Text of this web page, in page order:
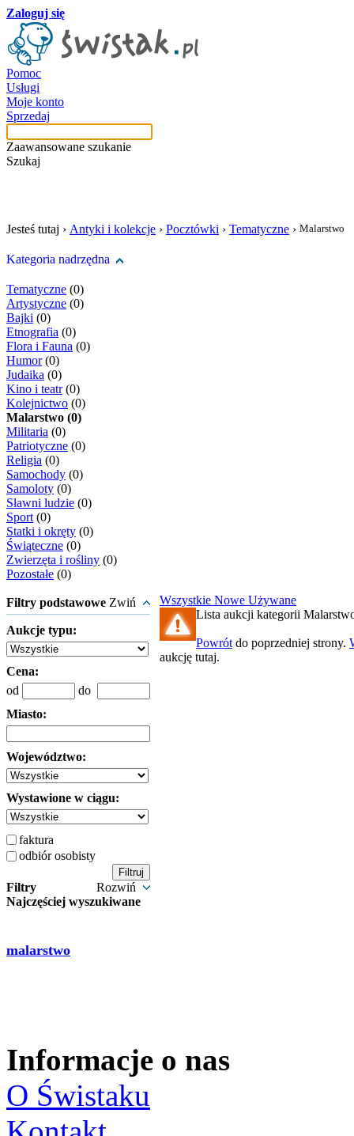
Zaloguj się
Pomoc
Usługi
Moje konto
Sprzedaj
Zaawansowane szukanie
Szukaj
Jesteś tutaj › Antyki i kolekcje › Pocztówki › Tematyczne › Malarstwo
Kategoria nadrzędna
Tematyczne (0)
Artystyczne (0)
Bajki (0)
Etnografia (0)
Flora i Fauna (0)
Humor(0)
Judaika (0)
Kino i teatr(0)
Kolejnictwo (0)
Malarstwo (0)
Militaria (0)
Patriotyczne (0)
Religia (0)
Samochody (0)
Samoloty (0)
Sławni ludzie (0)
Sport (0)
Statki i okręty (0)
Świąteczne (0)
Zwierzęta i rośliny (0)
Pozostałe (0)
Filtry podstawowe Zwiń
Aukcje typu:
Cena:
od
do
Miasto:
Województwo:
Wystawione w ciągu:
faktura
odbiór osobisty
Filtry
Rozwiń
Najczęściej wyszukiwane
malarstwo
Wszystkie Nowe Używane
Lista aukcji kategorii
Powrót do poprzedniej strony.
aukcję tutaj.
Informacje o nas
O Świstaku